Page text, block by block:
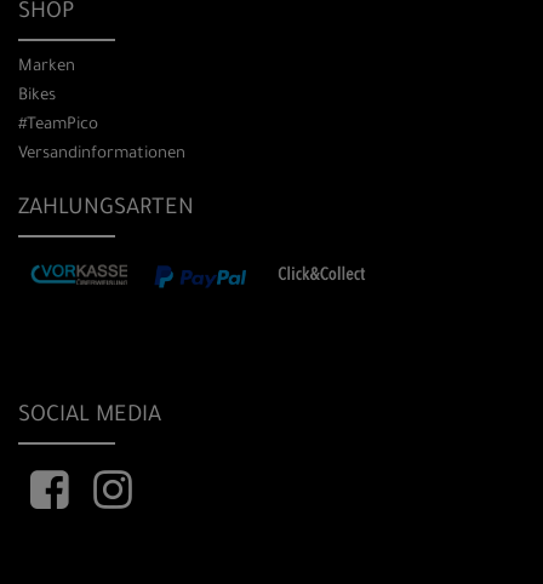
SHOP
Marken
Bikes
#TeamPico
Versandinformationen
ZAHLUNGSARTEN
SOCIAL MEDIA